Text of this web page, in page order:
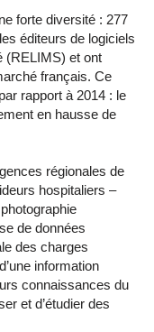
forte diversité : 277
éditeurs de logiciels
(RELIMS) et ont
français. Ce
rapport à 2014 : le
en hausse de
régionales de
hospitaliers –
de données
des charges
information
connaissances du
et d’étudier des